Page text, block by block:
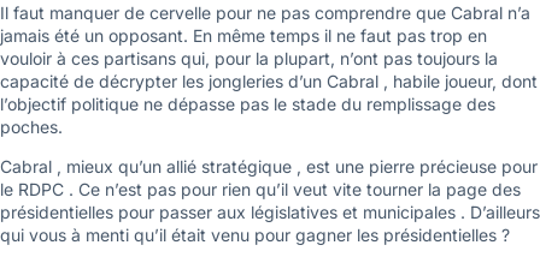
Il faut manquer de cervelle pour ne pas comprendre que Cabral n’a
jamais été un opposant. En même temps il ne faut pas trop en
vouloir à ces partisans qui, pour la plupart, n’ont pas toujours la
capacité de décrypter les jongleries d’un Cabral , habile joueur, dont
l’objectif politique ne dépasse pas le stade du remplissage des
poches.
Cabral , mieux qu’un allié stratégique , est une pierre précieuse pour
le RDPC . Ce n’est pas pour rien qu’il veut vite tourner la page des
présidentielles pour passer aux législatives et municipales . D’ailleurs
qui vous à menti qu’il était venu pour gagner les présidentielles ?